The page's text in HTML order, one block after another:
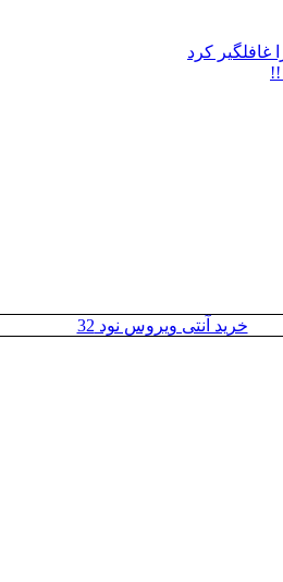
کرد
!!
خرید آنتی ویروس نود 32